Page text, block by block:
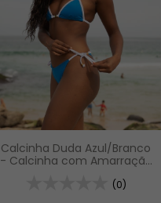
Calcinha Duda Azul/Branco
- Calcinha com Amarração
(0)